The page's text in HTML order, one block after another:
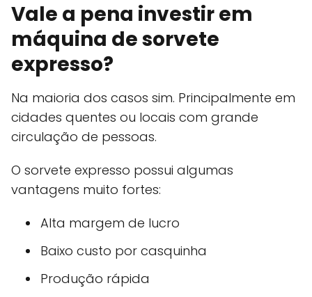
Vale a pena investir em
máquina de sorvete
expresso?
Na maioria dos casos sim. Principalmente em
cidades quentes ou locais com grande
circulação de pessoas.
O sorvete expresso possui algumas
vantagens muito fortes:
Alta margem de lucro
Baixo custo por casquinha
Produção rápida